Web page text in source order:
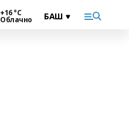
+16 °С
Облачно